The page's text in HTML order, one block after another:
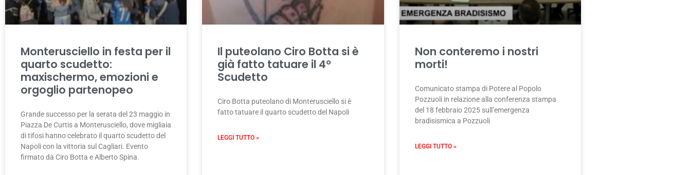
Monterusciello in festa per il
quarto scudetto:
maxischermo, emozioni e
orgoglio partenopeo
Grande successo per la serata del 23 maggio in
Piazza De Curtis a Monterusciello, dove migliaia
di tifosi hanno celebrato il quarto scudetto del
Napoli con la vittoria sul Cagliari. Evento
firmato da Ciro Botta e Alberto Spina.
Il puteolano Ciro Botta si è
già fatto tatuare il 4°
Scudetto
Ciro Botta puteolano di Monterusciello si è
fatto tatuare il quarto scudetto del Napoli
LEGGI TUTTO »
Non conteremo i nostri
morti!
Comunicato stampa di Potere al Popolo
Pozzuoli in relazione alla conferenza stampa
del 18 febbraio 2025 sull’emergenza
bradisismica a Pozzuoli
LEGGI TUTTO »